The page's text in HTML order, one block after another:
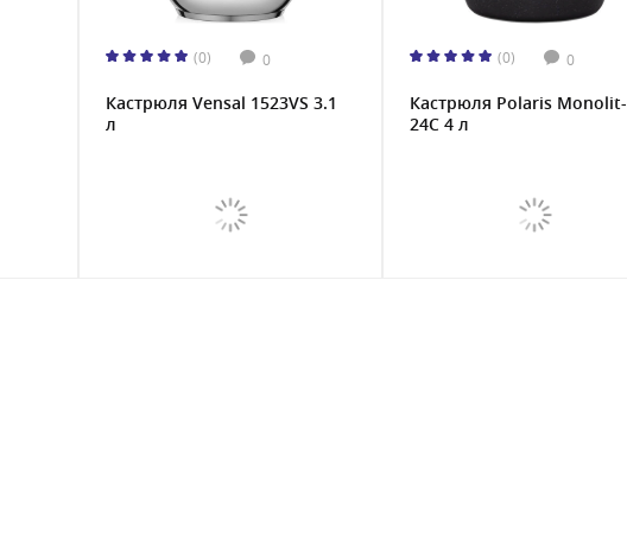
(0) 0
Кастрюля Vensal 1523VS 3.1
л
(0) 0
Кастрюля Polaris Monolit-
24C 4 л